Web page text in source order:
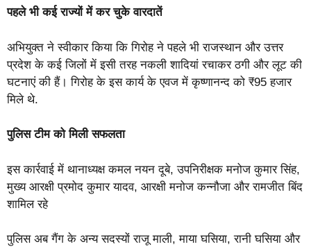
पहले भी कई राज्यों में कर चुके वारदातें
अभियुक्त ने स्वीकार किया कि गिरोह ने पहले भी राजस्थान और उत्तर
प्रदेश के कई जिलों में इसी तरह नकली शादियां रचाकर ठगी और लूट की
घटनाएं की हैं। गिरोह के इस कार्य के एवज में कृष्णानन्द को ₹95 हजार
मिले थे.
पुलिस टीम को मिली सफलता
इस कार्रवाई में थानाध्यक्ष कमल नयन दूबे, उपनिरीक्षक मनोज कुमार सिंह,
मुख्य आरक्षी प्रमोद कुमार यादव, आरक्षी मनोज कन्नौजा और रामजीत बिंद
शामिल रहे
पुलिस अब गैंग के अन्य सदस्यों राजू माली, माया घसिया, रानी घसिया और